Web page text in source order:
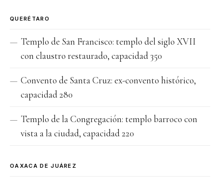
QUERÉTARO
Templo de San Francisco: templo del siglo XVII
con claustro restaurado, capacidad 350
Convento de Santa Cruz: ex-convento histórico,
capacidad 280
Templo de la Congregación: templo barroco con
vista a la ciudad, capacidad 220
OAXACA DE JUÁREZ